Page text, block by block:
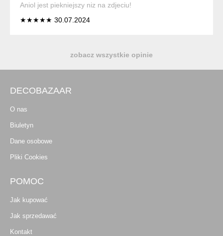
Aniol jest piekniejszy niz na zdjeciu!
★★★★★ 30.07.2024
zobacz wszystkie opinie
DECOBAZAAR
O nas
Biuletyn
Dane osobowe
Pliki Cookies
POMOC
Jak kupować
Jak sprzedawać
Kontakt